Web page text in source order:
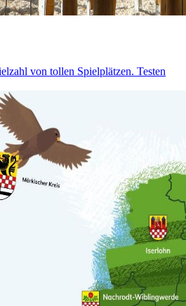
von tollen Spielplätzen. Testen